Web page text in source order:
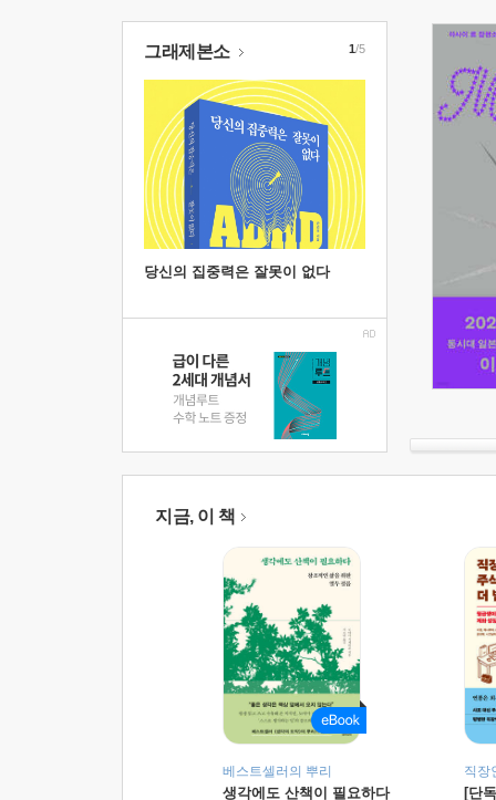
그래제본소
당신의 집중력은 잘못이 없다
1/5
지금, 이 책
베스트셀러의 뿌리
생각에도 산책이 필요하다
직장
[단